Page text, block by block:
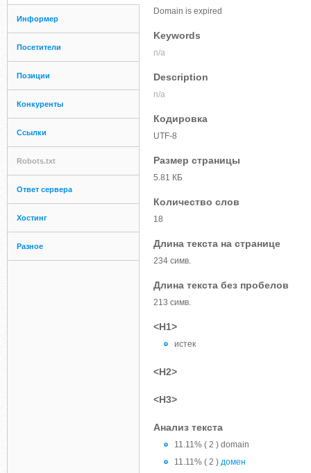
Информер
Посетители
Позиции
Конкуренты
Ссылки
Robots.txt
Ответ сервера
Хостинг
Разное
Domain is expired
Keywords
n/a
Description
n/a
Кодировка
UTF-8
Размер страницы
5.81 КБ
Количество слов
18
Длина текста на странице
234 симв.
Длина текста без пробелов
213 симв.
<H1>
истек
<H2>
<H3>
Анализ текста
11.11% ( 2 ) domain
11.11% ( 2 ) домен